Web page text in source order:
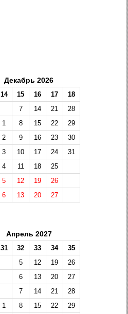
Декабрь 2026
14 15 16 17
18
7 14 21
28
1 8 15 22
29
2 9 16 23
30
3 10 17 24
31
4 11 18
25
5 12 19
26
6 13 20 27
Апрель 2027
31 32 33 34
35
5 12 19
26
6 13 20
27
7 14 21
28
1 8 15 22
29